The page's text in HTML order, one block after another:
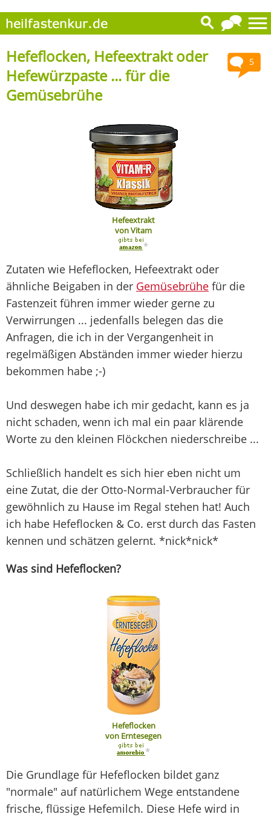
5
Hefeflocken, Hefeextrakt oder
Hefewürzpaste ... für die
Gemüsebrühe
Hefeextrakt
von Vitam
*
Zutaten wie Hefeflocken, Hefeextrakt oder
ähnliche Beigaben in der Gemüsebrühe für die
Fastenzeit führen immer wieder gerne zu
Verwirrungen ... jedenfalls belegen das die
Anfragen, die ich in der Vergangenheit in
regelmäßigen Abständen immer wieder hierzu
bekommen habe ;-)
Und deswegen habe ich mir gedacht, kann es ja
nicht schaden, wenn ich mal ein paar klärende
Worte zu den kleinen Flöckchen niederschreibe ...
Schließlich handelt es sich hier eben nicht um
eine Zutat, die der Otto-Normal-Verbraucher für
gewöhnlich zu Hause im Regal stehen hat! Auch
ich habe Hefeflocken & Co. erst durch das Fasten
kennen und schätzen gelernt. *nick*nick*
Was sind Hefeflocken?
Hefeflocken
von Erntesegen
*
Die Grundlage für Hefeflocken bildet ganz
"normale" auf natürlichem Wege entstandene
frische, flüssige Hefemilch. Diese Hefe wird in